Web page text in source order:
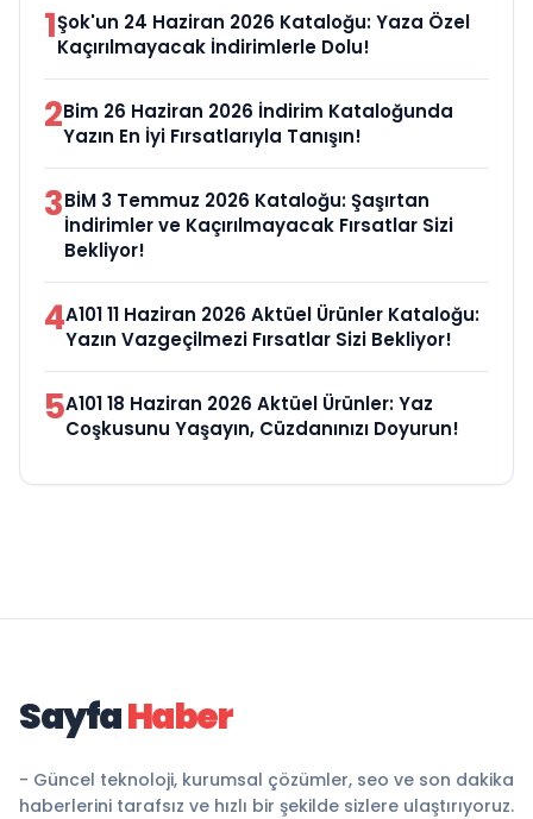
1Şok'un 24 Haziran 2026 Kataloğu: Yaza Özel
Kaçırılmayacak İndirimlerle Dolu!
2Bim 26 Haziran 2026 İndirim Kataloğunda
Yazın En İyi Fırsatlarıyla Tanışın!
3BİM 3 Temmuz 2026 Kataloğu: Şaşırtan
İndirimler ve Kaçırılmayacak Fırsatlar Sizi
Bekliyor!
4A101 11 Haziran 2026 Aktüel Ürünler Kataloğu:
Yazın Vazgeçilmezi Fırsatlar Sizi Bekliyor!
5A101 18 Haziran 2026 Aktüel Ürünler: Yaz
Coşkusunu Yaşayın, Cüzdanınızı Doyurun!
SayfaHaber
- Güncel teknoloji, kurumsal çözümler, seo ve son dakika
haberlerini tarafsız ve hızlı bir şekilde sizlere ulaştırıyoruz.